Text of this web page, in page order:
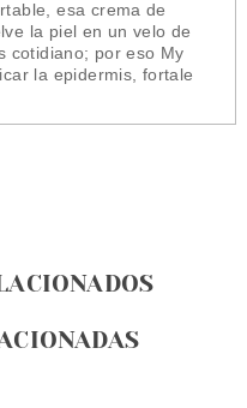
esa crema de
la piel en un velo de
cotidiano; por eso My
la epidermis, fortale